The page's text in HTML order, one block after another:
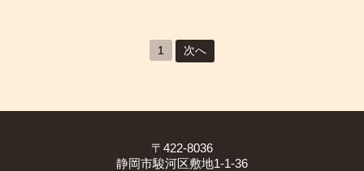
1 次へ
〒422-8036
静岡市駿河区敷地1-1-36